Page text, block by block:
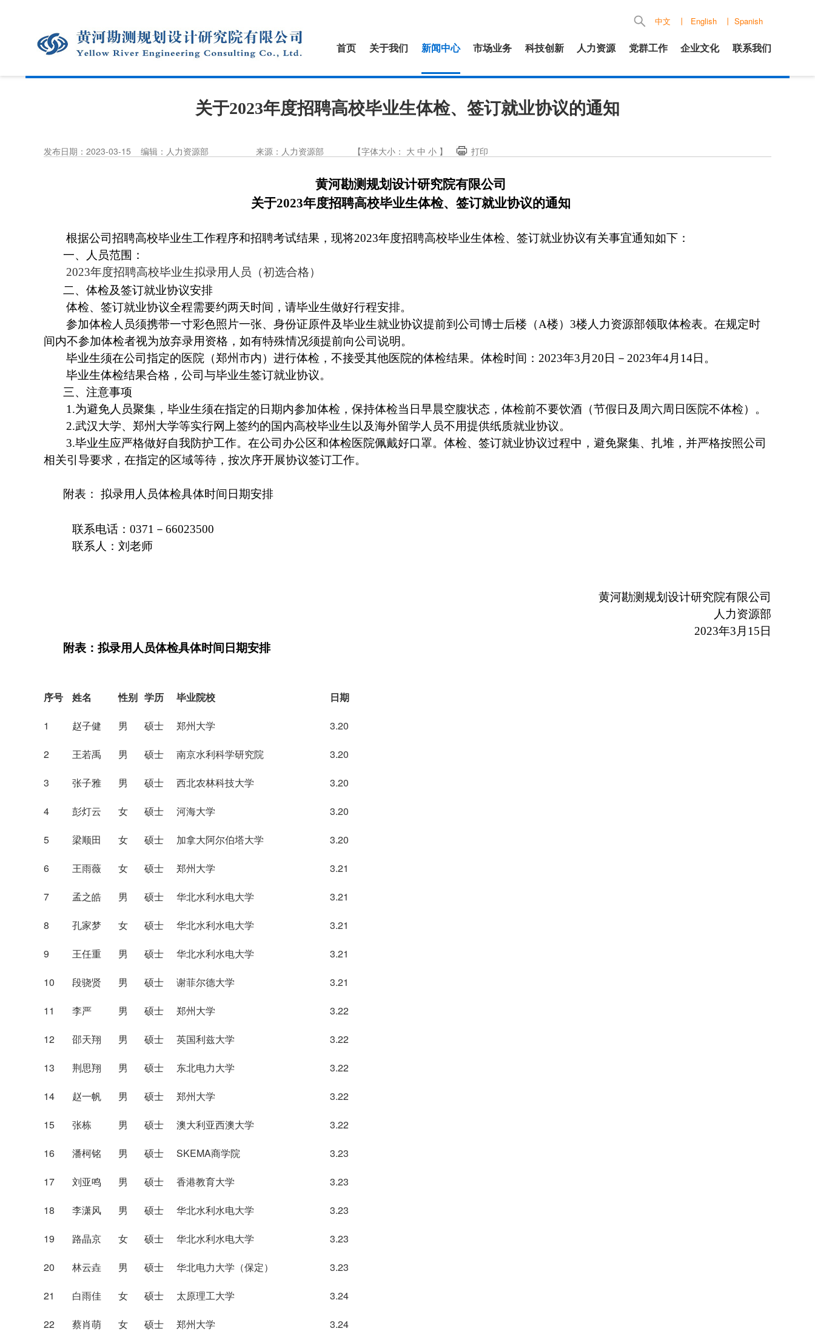
中文 丨 English丨 Spanish
首页 关于我们 新闻中心 市场业务 科技创新 人力资源 党群工作 企业文化 联系我们
关于2023年度招聘高校毕业生体检、签订就业协议的通知
发布日期：2023-03-15 编辑：人力资源部 来源：人力资源部 【字体大小： 大 中 小 】 打印
黄河勘测规划设计研究院有限公司
关于2023年度招聘高校毕业生体检、签订就业协议的通知
根据公司招聘高校毕业生工作程序和招聘考试结果，现将2023年度招聘高校毕业生体检、签订就业协议有关事宜通知如下：
一、人员范围：
2023年度招聘高校毕业生拟录用人员（初选合格）
二、体检及签订就业协议安排
体检、签订就业协议全程需要约两天时间，请毕业生做好行程安排。
参加体检人员须携带一寸彩色照片一张、身份证原件及毕业生就业协议提前到公司博士后楼（A楼）3楼人力资源部领取体检表。在规定时
间内不参加体检者视为放弃录用资格，如有特殊情况须提前向公司说明。
毕业生须在公司指定的医院（郑州市内）进行体检，不接受其他医院的体检结果。体检时间：2023年3月20日－2023年4月14日。
毕业生体检结果合格，公司与毕业生签订就业协议。
三、注意事项
1.为避免人员聚集，毕业生须在指定的日期内参加体检，保持体检当日早晨空腹状态，体检前不要饮酒（节假日及周六周日医院不体检）。
2.武汉大学、郑州大学等实行网上签约的国内高校毕业生以及海外留学人员不用提供纸质就业协议。
3.毕业生应严格做好自我防护工作。在公司办公区和体检医院佩戴好口罩。体检、签订就业协议过程中，避免聚集、扎堆，并严格按照公司
相关引导要求，在指定的区域等待，按次序开展协议签订工作。
附表： 拟录用人员体检具体时间日期安排
联系电话：0371－66023500
联系人：刘老师
黄河勘测规划设计研究院有限公司
人力资源部
2023年3月15日
附表： 拟录用人员体检具体时间日期安排
序号 姓名 性别 学历 毕业院校 日期
1 赵子健 男 硕士 郑州大学 3.20
2 王若禹 男 硕士 南京水利科学研究院 3.20
3 张子雅 男 硕士 西北农林科技大学 3.20
4 彭灯云 女 硕士 河海大学 3.20
5 梁顺田 女 硕士 加拿大阿尔伯塔大学 3.20
6 王雨薇 女 硕士 郑州大学 3.21
7 孟之皓 男 硕士 华北水利水电大学 3.21
8 孔家梦 女 硕士 华北水利水电大学 3.21
9 王任重 男 硕士 华北水利水电大学 3.21
10 段骁贤 男 硕士 谢菲尔德大学 3.21
11 李严 男 硕士 郑州大学 3.22
12 邵天翔 男 硕士 英国利兹大学 3.22
13 荆思翔 男 硕士 东北电力大学 3.22
14 赵一帆 男 硕士 郑州大学 3.22
15 张栋 男 硕士 澳大利亚西澳大学 3.22
16 潘柯铭 男 硕士 SKEMA商学院 3.23
17 刘亚鸣 男 硕士 香港教育大学 3.23
18 李潇风 男 硕士 华北水利水电大学 3.23
19 路晶京 女 硕士 华北水利水电大学 3.23
20 林云垚 男 硕士 华北电力大学（保定） 3.23
21 白雨佳 女 硕士 太原理工大学 3.24
22 蔡肖萌 女 硕士 郑州大学 3.24